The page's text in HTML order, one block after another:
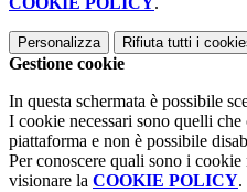
Personalizza Rifiuta tutti i
Gestione cookie
In questa schermata è possibile
I cookie necessari sono quelli
piattaforma e non è possibile
Per conoscere quali sono i
visionare la COOKIE POLICY.